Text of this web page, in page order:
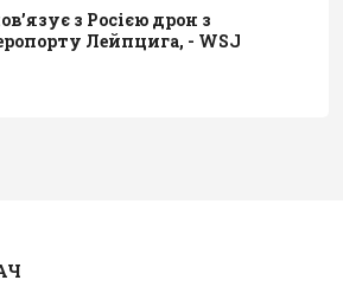
з Росією дрон з
Лейпцига, - WSJ